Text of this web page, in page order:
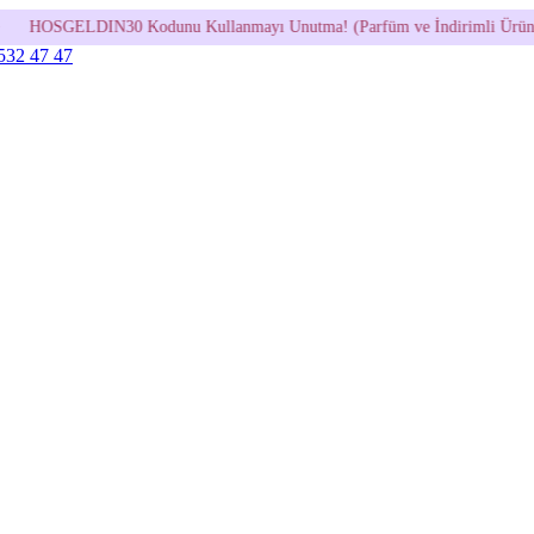
Kullanmayı Unutma! (Parfüm ve İndirimli Ürünlerde Geçerli
47 47